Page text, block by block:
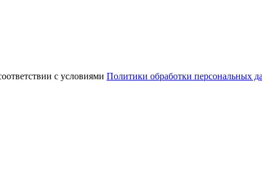
с условиями Политики обработки персональных